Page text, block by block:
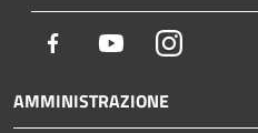
Facebook YoutubeInstagram
AMMINISTRAZIONE